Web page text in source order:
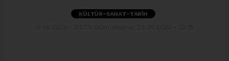
KÜLTÜR-SANAT-TARIH